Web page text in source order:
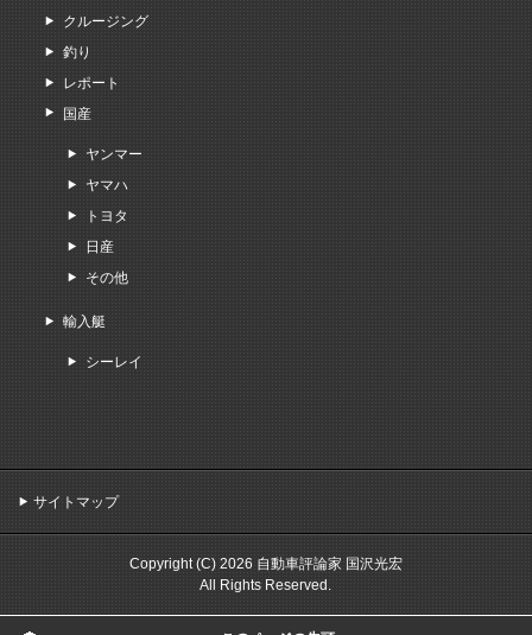
クルージング
釣り
レポート
国産
ヤンマー
ヤマハ
トヨタ
日産
その他
輸入艇
シーレイ
サイトマップ
Copyright (C) 2026 自動車評論家 国沢光宏
All Rights Reserved.